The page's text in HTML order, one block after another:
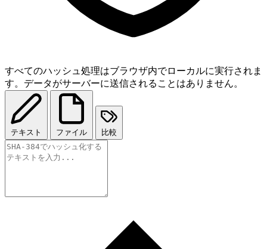
すべてのハッシュ処理はブラウザ内でローカルに実行されま
す。データがサーバーに送信されることはありません。
テキスト ファイル 比較